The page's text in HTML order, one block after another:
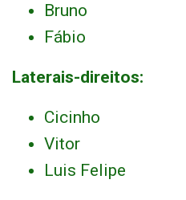
Bruno
Fábio
Laterais-direitos:
Cicinho
Vitor
Luis Felipe